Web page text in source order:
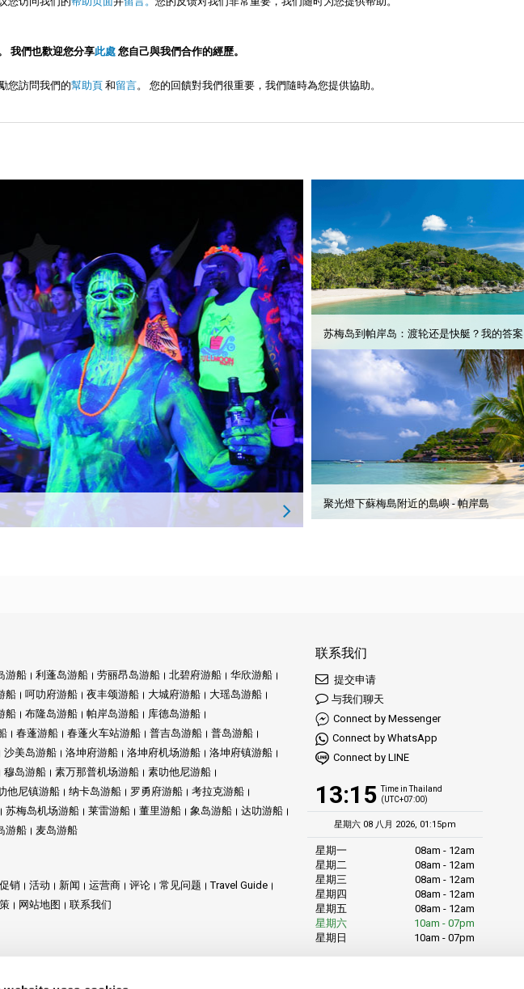
我們也歡迎您分享此處 您自己與我們合作的經歷。
您訪問我們的幫助頁 和留言。 您的回饋對我們很重要，我們隨時為您提供協助。
苏梅岛到帕岸岛：渡轮还是快艇？我的答案
聚光燈下蘇梅島附近的島嶼 - 帕岸島
游船 利蓬岛游船 劳丽昂岛游船 北碧府游船
华欣游船
船 呵叻府游船 夜丰颂游船 大城府游船
大瑶岛游船
船 布隆岛游船 帕岸岛游船
库德岛游船
春蓬游船 春蓬火车站游船 普吉岛游船
普岛游船
沙美岛游船 洛坤府游船 洛坤府机场游船
洛坤府镇游船
穆岛游船 素万那普机场游船
素叻他尼游船
他尼镇游船 纳卡岛游船 罗勇府游船
考拉克游船
苏梅岛机场游船 莱雷游船 董里游船 象岛游船
达叻游船
游船 麦岛游船
促销 活动 新闻 运营商 评论 常见问题
Travel Guide
网站地图 联系我们
联系我们
提交申请
与我们聊天
Connect by Messenger
Connect by WhatsApp
Connect by LINE
13:15 Time in Thailand
(UTC+07:00)
星期六 08 八月 2026, 01:15pm
星期一
08am - 12am
星期二
08am - 12am
星期三
08am - 12am
星期四
08am - 12am
星期五
08am - 12am
星期六
10am - 07pm
星期日
10am - 07pm